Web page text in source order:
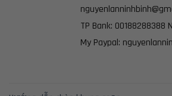
TP Bank: 00188288388
My Paypal: